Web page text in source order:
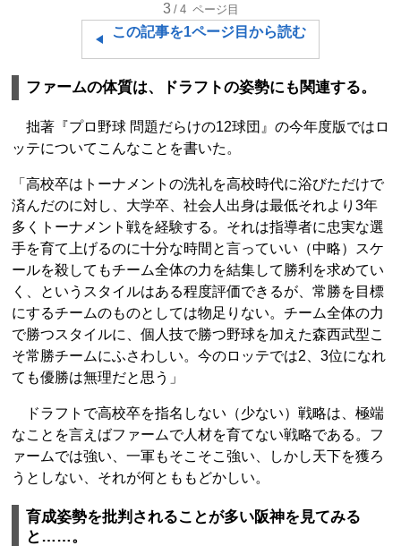
3 /4 ページ目
この記事を1ページ目から読む
ファームの体質は、ドラフトの姿勢にも関連する。
拙著『プロ野球 問題だらけの12球団』の今年度版ではロ
ッテについてこんなことを書いた。
「高校卒はトーナメントの洗礼を高校時代に浴びただけで
済んだのに対し、大学卒、社会人出身は最低それより3年
多くトーナメント戦を経験する。それは指導者に忠実な選
手を育て上げるのに十分な時間と言っていい（中略）スケ
ールを殺してもチーム全体の力を結集して勝利を求めてい
く、というスタイルはある程度評価できるが、常勝を目標
にするチームのものとしては物足りない。チーム全体の力
で勝つスタイルに、個人技で勝つ野球を加えた森西武型こ
そ常勝チームにふさわしい。今のロッテでは2、3位になれ
ても優勝は無理だと思う」
ドラフトで高校卒を指名しない（少ない）戦略は、極端
なことを言えばファームで人材を育てない戦略である。フ
ァームでは強い、一軍もそこそこ強い、しかし天下を獲ろ
うとしない、それが何とももどかしい。
育成姿勢を批判されることが多い阪神を見てみる
と……。